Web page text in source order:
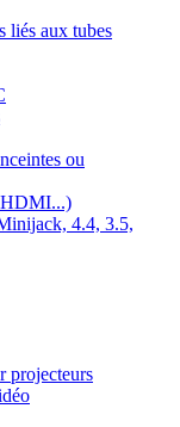
liés aux tubes
ou
HDMI...)
4.4, 3.5,
projecteurs